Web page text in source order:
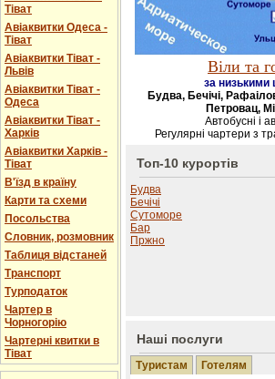
Тіват
Авіаквитки Одеса -
Тіват
Авіаквитки Тіват -
Львів
Авіаквитки Тіват -
Одеса
Авіаквитки Тіват -
Харків
Авіаквитки Харків -
Тіват
В'їзд в країну
Карти та схеми
Посольства
Словник, розмовник
Таблиця відстаней
Транспорт
Турподаток
Чартер в
Чорногорію
Чартерні квитки в
Тіват
Віли та
за низькими
Будва, Бечічі,
Петровац,
Автобусні і
Регулярні чартери з
Топ-10 курортів
Будва
Бечічі
Сутоморе
Бар
Пржно
Наші послуги
Туристам Готелям